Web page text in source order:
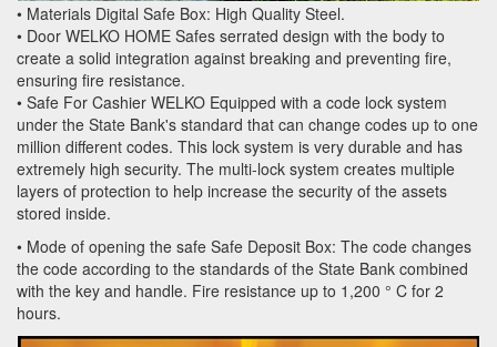
• Materials Digital Safe Box: High Quality Steel.
• Door WELKO HOME Safes serrated design with the body to
create a solid integration against breaking and preventing fire,
ensuring fire resistance.
• Safe For Cashier WELKO Equipped with a code lock system
under the State Bank's standard that can change codes up to one
million different codes. This lock system is very durable and has
extremely high security. The multi-lock system creates multiple
layers of protection to help increase the security of the assets
stored inside.
• Mode of opening the safe Safe Deposit Box: The code changes
the code according to the standards of the State Bank combined
with the key and handle. Fire resistance up to 1,200 ° C for 2
hours.